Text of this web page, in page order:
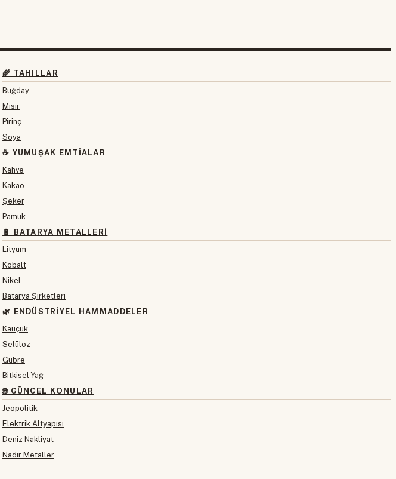
🌾 TAHILLAR
Buğday
Mısır
Pirinç
Soya
☕ YUMUŞAK EMTIALAR
Kahve
Kakao
Şeker
Pamuk
🔋 BATARYA METALLERI
Lityum
Kobalt
Nikel
Batarya Şirketleri
🌿 ENDÜSTRIYEL HAMMADDELER
Kauçuk
Selüloz
Gübre
Bitkisel Yağ
🌐 GÜNCEL KONULAR
Jeopolitik
Elektrik Altyapısı
Deniz Nakliyat
Nadir Metaller